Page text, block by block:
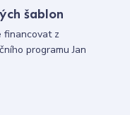
šablon
financovat z
programu Jan